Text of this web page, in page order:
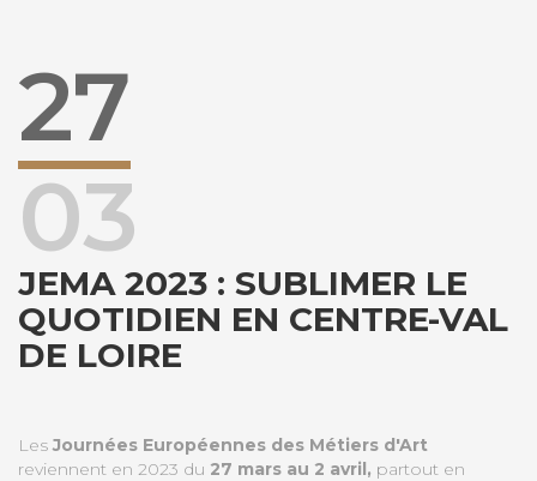
27
03
JEMA 2023 : SUBLIMER LE
QUOTIDIEN EN CENTRE-VAL
DE LOIRE
LesJournées Européennes des Métiers d'Art
reviennent en 2023 du 27 mars au 2 avril, partout en